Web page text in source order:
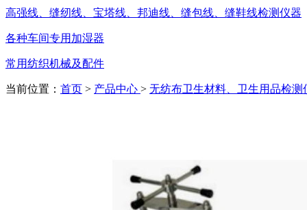
高强线、缝纫线、宝塔线、邦迪线、缝包线、缝鞋线检测仪器
各种车间专用加湿器
常用纺织机械及配件
当前位置： 首页 > 产品中心 > 无纺布卫生材料、卫生用品检测